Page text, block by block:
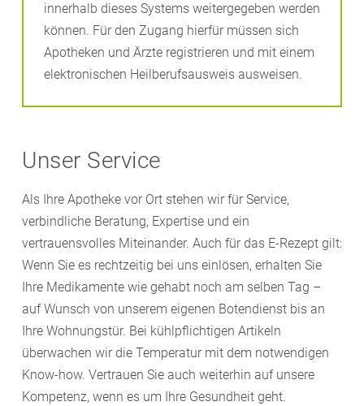
innerhalb dieses Systems weitergegeben werden
können. Für den Zugang hierfür müssen sich
Apotheken und Ärzte registrieren und mit einem
elektronischen Heilberufsausweis ausweisen.
Unser Service
Als Ihre Apotheke vor Ort stehen wir für Service,
verbindliche Beratung, Expertise und ein
vertrauensvolles Miteinander. Auch für das E-Rezept gilt:
Wenn Sie es rechtzeitig bei uns einlösen, erhalten Sie
Ihre Medikamente wie gehabt noch am selben Tag –
auf Wunsch von unserem eigenen Botendienst bis an
Ihre Wohnungstür. Bei kühlpflichtigen Artikeln
überwachen wir die Temperatur mit dem notwendigen
Know-how. Vertrauen Sie auch weiterhin auf unsere
Kompetenz, wenn es um Ihre Gesundheit geht.